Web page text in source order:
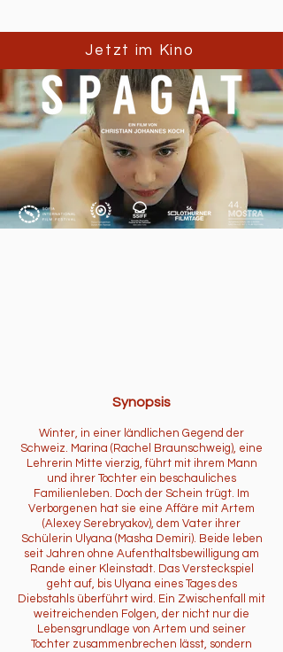
Jetzt im Kino
Synopsis
Winter, in einer ländlichen Gegend der
Schweiz. Marina (Rachel Braunschweig), eine
Lehrerin Mitte vierzig, führt mit ihrem Mann
und ihrer Tochter ein beschauliches
Familienleben. Doch der Schein trügt. Im
Verborgenen hat sie eine Affäre mit Artem
(Alexey Serebryakov), dem Vater ihrer
Schülerin Ulyana (Masha Demiri). Beide leben
seit Jahren ohne Aufenthaltsbewilligung am
Rande einer Kleinstadt. Das Versteckspiel
geht auf, bis Ulyana eines Tages des
Diebstahls überführt wird. Ein Zwischenfall mit
weitreichenden Folgen, der nicht nur die
Lebensgrundlage von Artem und seiner
Tochter zusammenbrechen lässt, sondern